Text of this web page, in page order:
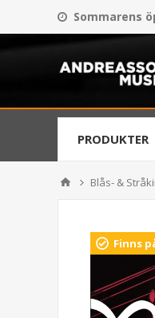
Sommarens
PRODUKTER
Blås- &
Finns